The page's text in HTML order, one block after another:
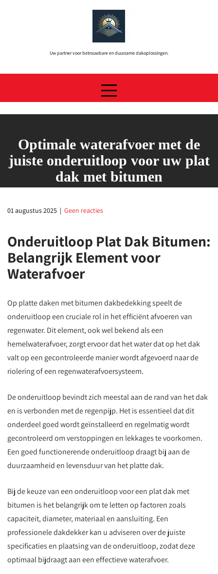
Uw partner voor betrouwbare en duurzame dakoplossingen.
Optimale waterafvoer met de
juiste onderuitloop voor uw plat
dak met bitumen
01 augustus 2025 | Geen reacties
Onderuitloop Plat Dak Bitumen:
Belangrijk Element voor
Waterafvoer
Op platte daken met bitumen dakbedekking speelt de
onderuitloop een cruciale rol in het efficiënt afvoeren van
regenwater. Dit element, ook wel bekend als een
hemelwaterafvoer, zorgt ervoor dat het water dat op het dak
valt op een gecontroleerde manier wordt afgevoerd naar de
riolering of een regenwaterafvoersysteem.
De onderuitloop bevindt zich meestal aan de rand van het dak
en is verbonden met de regenpijp. Het is essentieel dat dit
onderdeel goed wordt geïnstalleerd en regelmatig wordt
gecontroleerd om verstoppingen en lekkages te voorkomen.
Een goed functionerende onderuitloop draagt bij aan de
duurzaamheid en levensduur van het platte dak.
Bij de keuze van een onderuitloop voor een plat dak met
bitumen is het belangrijk om te letten op factoren zoals
capaciteit, diameter, materiaal en aansluiting. Een
professionele dakdekker kan u adviseren over de juiste
specificaties en plaatsing van de onderuitloop, zodat deze
optimaal bijdraagt aan een effectieve waterafvoer.